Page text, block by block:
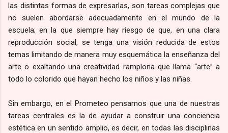
las distintas formas de expresarlas, son tareas complejas que
no suelen abordarse adecuadamente en el mundo de la
escuela; en la que siempre hay riesgo de que, en una clara
reproducción social, se tenga una visión reducida de estos
temas limitando de manera muy esquemática la enseñanza del
arte o exaltando una creatividad ramplona que llama “arte” a
todo lo colorido que hayan hecho los niños y las niñas.
Sin embargo, en el Prometeo pensamos que una de nuestras
tareas centrales es la de ayudar a construir una conciencia
estética en un sentido amplio, es decir, en todas las disciplinas